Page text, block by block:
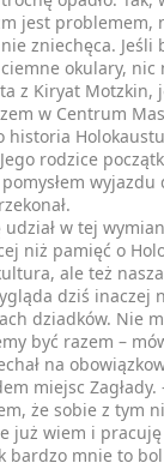
jest problemem,
zniechęca. Jeśli
okulary, nic
z Kiryat Motzkin,
w Centrum
historia
rodzice
wyjazdu
udział w tej
niż pamięć o
ale też
dziś inaczej
dziadków. Nie
być razem –
na
miejsc
że sobie z tym
już wiem i pracuję
bardzo mnie to